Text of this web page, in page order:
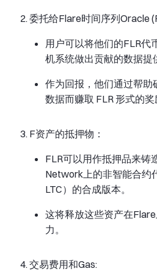
委托给Flare时间序列Oracle
用户可以将他们的FLR代
机系统做出贡献的数据提
作为回报，他们通过帮
数据而赚取 FLR 形式的奖
F资产的抵押物：
FLR可以用作抵押品来
Network上的非智能合约
LTC）的合成版本。
这将释放这些资产在
力。
交易费用和Gas: